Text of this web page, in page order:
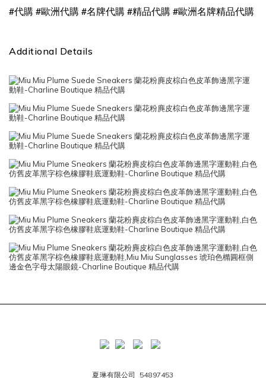
#代購 #歐洲代購 #名牌代購 #精品代購 #歐洲名牌精品代購
Additional Details
夏琳有限公司 54897453